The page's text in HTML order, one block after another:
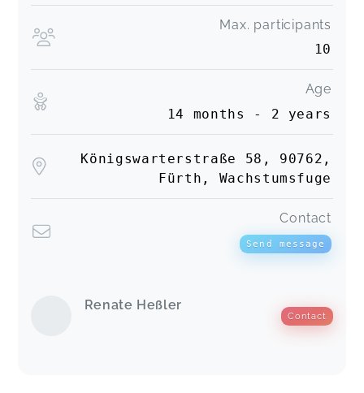
Max. participants
10
Age
14 months - 2 years
Königswarterstraße 58, 90762,
Fürth, Wachstumsfuge
Contact
Send message
Renate Heßler
Contact